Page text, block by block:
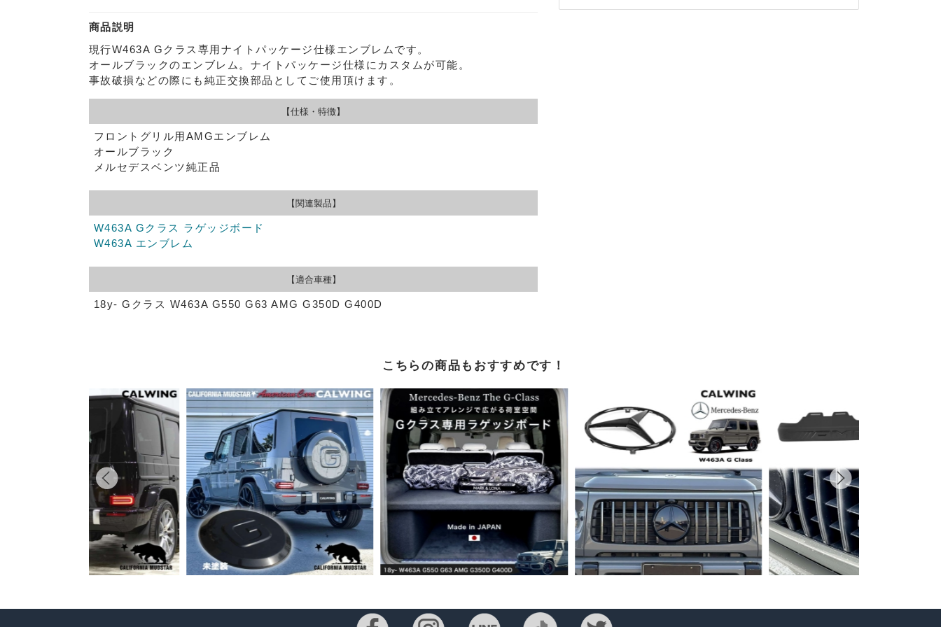
商品説明
現行W463A Gクラス専用ナイトパッケージ仕様エンブレムです。
オールブラックのエンブレム。ナイトパッケージ仕様にカスタムが可能。
事故破損などの際にも純正交換部品としてご使用頂けます。
【仕様・特徴】
フロントグリル用AMGエンブレム
オールブラック
メルセデスベンツ純正品
【関連製品】
W463A Gクラス ラゲッジボード
W463A エンブレム
【適合車種】
18y- Gクラス W463A G550 G63 AMG G350D G400D
こちらの商品もおすすめです！